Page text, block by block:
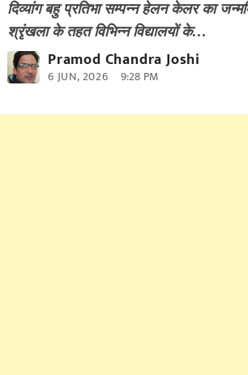
दिव्यांग बहु प्रतिभा सम्पन्न हेलन केलर का
श्रृंखला के तहत विभिन्न विद्यालयों के…
Pramod Chandra Joshi
6 JUN, 2026 9:28 PM